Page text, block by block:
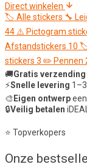
Direct winkelen
🏷️ Alle stickers 🔧
44 ⚠️ Pictogram
Afstandstickers 10
stickers 3 ✏️ Pennen
🚚Gratis verzending
⚡Snelle levering
🎨 Eigen ontwerp
🔒Veilig betalen
⭐ Topverkopers
Onze